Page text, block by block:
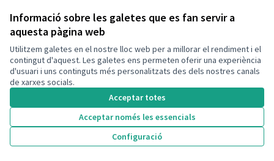
Informació sobre les galetes que es fan servir a
aquesta pàgina web
Utilitzem galetes en el nostre lloc web per a millorar el rendiment i el
contingut d'aquest. Les galetes ens permeten oferir una experiència
d'usuari i uns continguts més personalitzats des dels nostres canals
de xarxes socials.
Acceptar totes
Acceptar només les essencials
Configuració
Verifica l'empremta digital
Termes i condicions d'ús
Configuració de les galetes
Ajuntament de Premià de Mar a X
(Enllaç extern)
Ajuntament de Premià de Mar a Facebook
Ajuntament de Premià de Mar a Instagram
Ajuntament de Premià de Mar a YouTube
(Enllaç extern)
Web creada ambprogramari lliure .
Amb
(Enllaç